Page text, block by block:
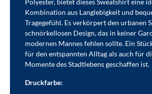
Kombination aus Langlebigkeit und
Tragegefühl. Es verkörpert den urbanen
schnörkellosen Design, das in keiner
modernen Mannes fehlen sollte. Ein
für den entspannten Alltag als auch für
Momente des Stadtlebens geschaffen ist.
Druckfarbe: